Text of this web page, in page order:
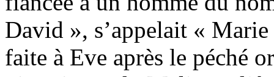
David », s’appelait «
faite à Eve après le péché